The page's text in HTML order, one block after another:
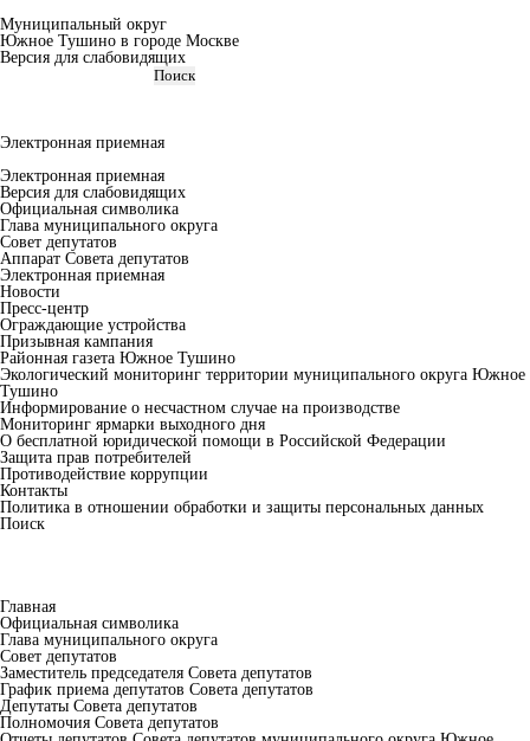
Муниципальный округ
Южное Тушино в городе Москве
Версия для слабовидящих
Электронная приемная
Электронная приемная
Версия для слабовидящих
Официальная символика
Глава муниципального округа
Совет депутатов
Аппарат Совета депутатов
Электронная приемная
Новости
Пресс-центр
Ограждающие устройства
Призывная кампания
Районная газета Южное Тушино
Экологический мониторинг территории муниципального округа Южное
Тушино
Информирование о несчастном случае на производстве
Мониторинг ярмарки выходного дня
О бесплатной юридической помощи в Российской Федерации
Защита прав потребителей
Противодействие коррупции
Контакты
Политика в отношении обработки и защиты персональных данных
Поиск
Главная
Официальная символика
Глава муниципального округа
Совет депутатов
Заместитель председателя Совета депутатов
График приема депутатов Совета депутатов
Депутаты Совета депутатов
Полномочия Совета депутатов